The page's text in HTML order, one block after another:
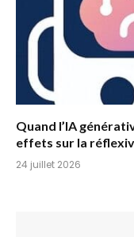
Quand l’IA
effets sur la
24 juillet 2026